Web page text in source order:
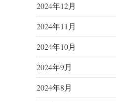
2024年12月
2024年11月
2024年10月
2024年9月
2024年8月